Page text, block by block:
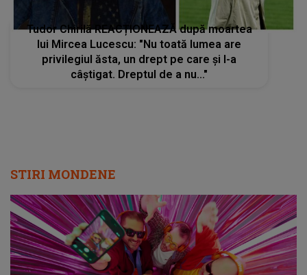
Tudor Chirilă REACȚIONEAZĂ după moartea
lui Mircea Lucescu: "Nu toată lumea are
privilegiul ăsta, un drept pe care și l-a
câștigat. Dreptul de a nu..."
STIRI MONDENE